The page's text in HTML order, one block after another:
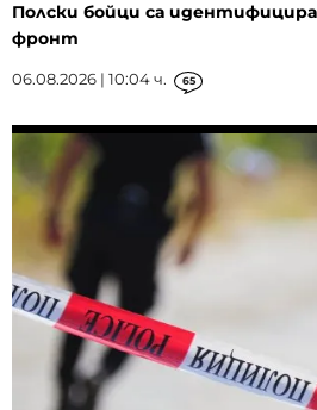
Полски бойци са
фронт
06.08.2026 | 10:04 ч. 65